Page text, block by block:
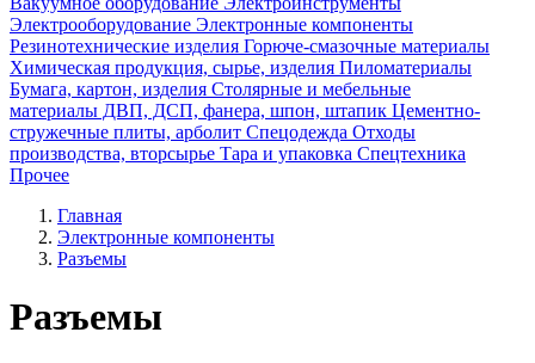
Электрооборудование Электронные компоненты
Резинотехнические изделия Горюче-смазочные материалы
Химическая продукция, сырье, изделия Пиломатериалы
Бумага, картон, изделия Столярные и мебельные
материалы ДВП, ДСП, фанера, шпон, штапик Цементно-
стружечные плиты, арболит Спецодежда Отходы
производства, вторсырье Тара и упаковка Спецтехника
Прочее
Главная
Электронные компоненты
Разъемы
Разъемы